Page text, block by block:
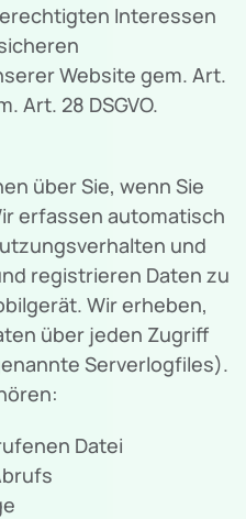
Interessen
Website gem. Art.
Art. 28 DSGVO.
über Sie, wenn Sie
erfassen automatisch
und
registrieren Daten zu
Wir erheben,
über jeden Zugriff
Serverlogfiles).
Datei